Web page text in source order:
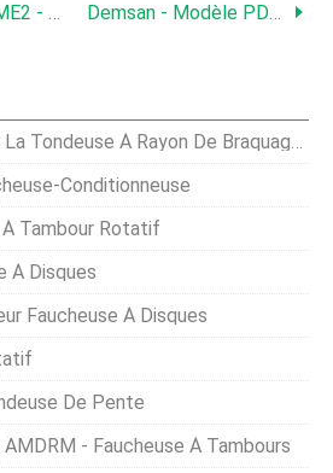
Demsan - Modèle ME2 - Semoir Pneumatique À Deux Rangs Demsan - Modèle PD2 CK - Planteuse De Pommes De Terre Manuelle À Deux Rangées Avec Système À Double Tasse
Tondeuse À Rayon De Braquage Nul
Conditionneuse
Tambour Rotatif
À Disques
Faucheuse À Disques
De Pente
- Faucheuse À Tambours